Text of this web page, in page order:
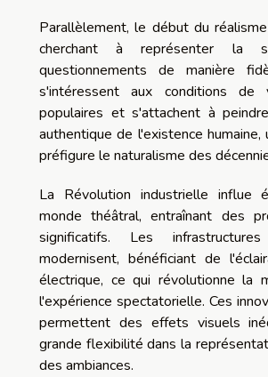
Parallèlement, le début du
cherchant à représenter la
questionnements de manière
s'intéressent aux conditions de
populaires et s'attachent à
authentique de l'existence humaine,
préfigure le naturalisme des
La Révolution industrielle influe
monde théâtral, entraînant des
significatifs. Les
modernisent, bénéficiant de
électrique, ce qui révolutionne la
l'expérience spectatorielle. Ces
permettent des effets visuels
grande flexibilité dans la
des ambiances.